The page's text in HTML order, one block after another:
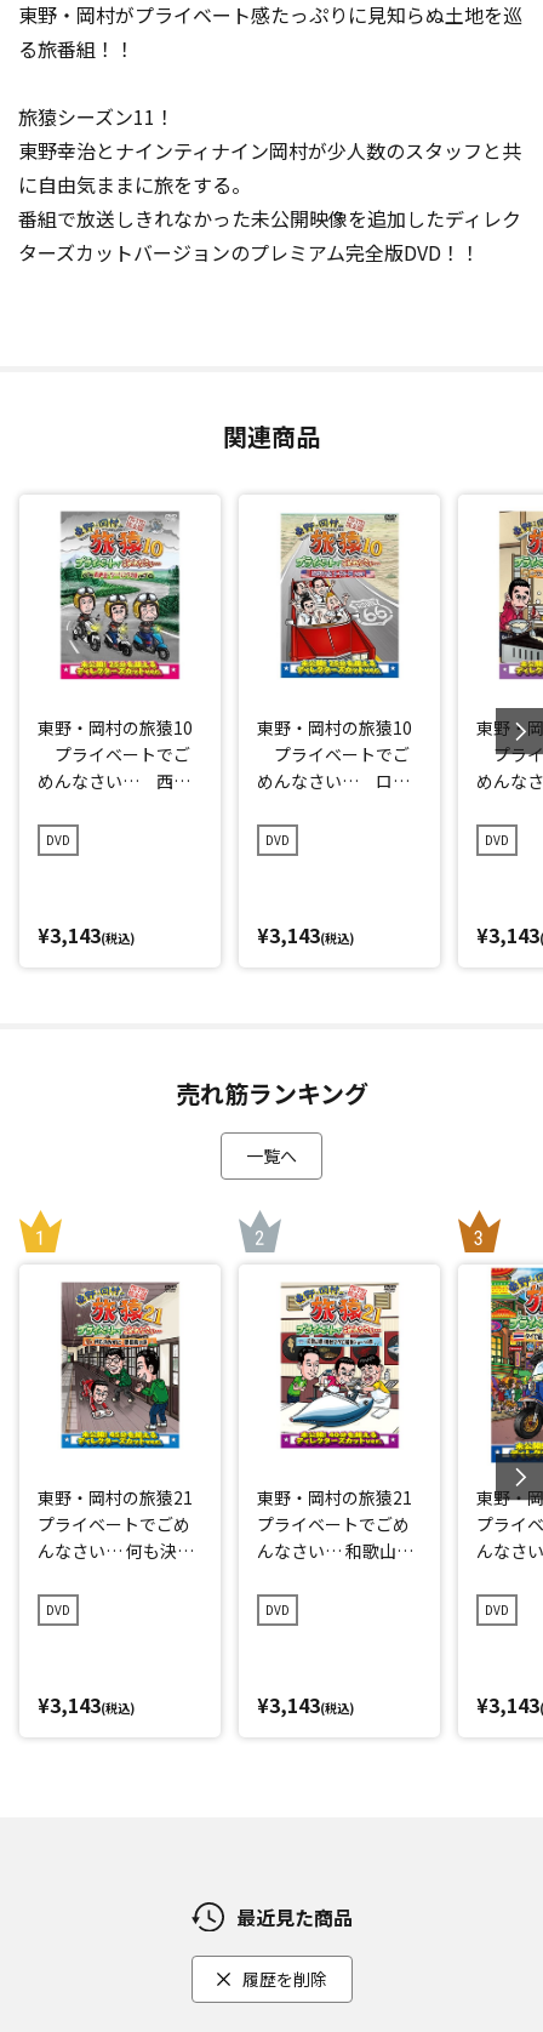
東野・岡村がプライベート感たっぷりに見知らぬ土地を巡
る旅番組！！
旅猿シーズン11！
東野幸治とナインティナイン岡村が少人数のスタッフと共
に自由気ままに旅をする。
番組で放送しきれなかった未公開映像を追加したディレク
ターズカットバージョンのプレミアム完全版DVD！！
関連商品
東野・岡村の旅猿10
プライベートでご
めんなさい… 西伊
旅 プレミアム完全
版
DVD
¥3,143(税込)
東野・岡村の旅猿10
プライベートでご
めんなさい… ロス
ープンカーの旅 ル
ンルン編 プレミア
DVD
¥3,143(税込)
東野・
プラ
めんな
極のお
ろうの
DVD
¥3,143
売れ筋ランキング
一覧へ
東野・岡村の旅猿21
プライベートでごめ
んなさい… 何も決め
ミアム完全版
DVD
¥3,143(税込)
東野・岡村の旅猿21
プライベートでごめ
んなさい… 和歌山県
ョーへの旅 プレミア
ム完全版
DVD
¥3,143(税込)
東野・
プライ
んなさ
編 プレ
DVD
¥3,143
最近見た商品
履歴を削除